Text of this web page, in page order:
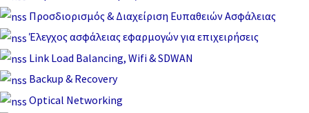
Προσδιορισμός & Διαχείριση Ευπαθειών Ασφάλειας
Έλεγχος ασφάλειας εφαρμογών για επιχειρήσεις
Link Load Balancing, Wifi & SDWAN
Backup & Recovery
Optical Networking